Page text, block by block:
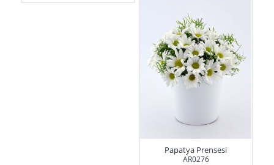
Papatya Prensesi
AR0276